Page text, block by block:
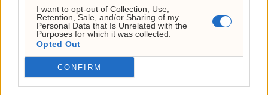
I want to opt-out of Collection, Use,
Retention, Sale, and/or Sharing of my
Personal Data that Is Unrelated with the
Purposes for which it was collected.
Opted Out
CONFIRM
Hva betyr dette for investorer?
For investorer som vurderer eksponering mot
Venezuela, representerer dagens situasjon
både muligheter og betydelig risiko. Den